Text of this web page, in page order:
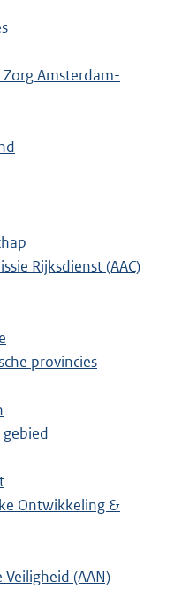
Amsterdam-
Rijksdienst (AAC)
provincies
Ontwikkeling &
(AAN)